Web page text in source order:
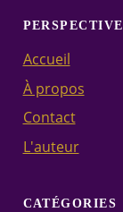
Accueil
À propos
Contact
L'auteur
CATÉGORIES